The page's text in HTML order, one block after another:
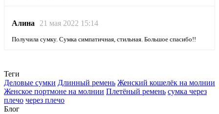
Алина 21 мая 2022 15:14
Получила сумку. Сумка симпатичная, стильная. Большое спасибо!!
Теги
Деловые сумки Длинный ремень Женский кошелёк на молнии
Женское портмоне на молнии Плетёный ремень сумка через
плечо через плечо
Блог